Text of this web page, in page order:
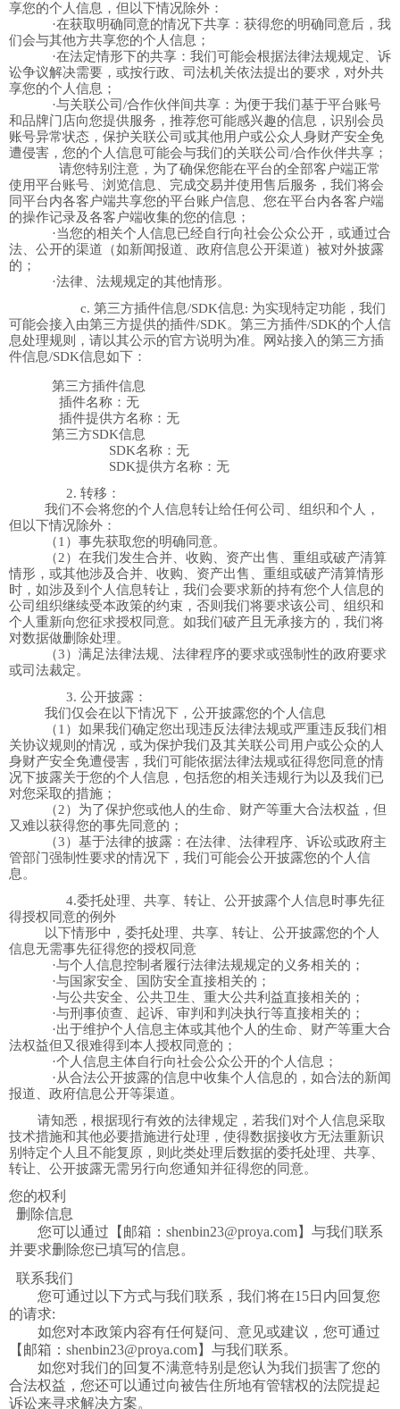
享您的个人信息，但以下情况除外：
·在获取明确同意的情况下共享：获得您的明确同意后，我
们会与其他方共享您的个人信息；
·在法定情形下的共享：我们可能会根据法律法规规定、诉
讼争议解决需要，或按行政、司法机关依法提出的要求，对外共
享您的个人信息；
·与关联公司 /合作伙伴间共享：为便于我们基于平台账号
和品牌门店向您提供服务，推荐您可能感兴趣的信息，识别会员
账号异常状态，保护关联公司或其他用户或公众人身财产安全免
遭侵害，您的个人信息可能会与我们的关联公司 /合作伙伴共享；
请您特别注意，为了确保您能在平台的全部客户端正常
使用平台账号、浏览信息、完成交易并使用售后服务，我们将会
同平台内各客户端共享您的平台账户信息、您在平台内各客户端
的操作记录及各客户端收集的您的信息；
·当您的相关个人信息已经自行向社会公众公开，或通过合
法、公开的渠道（如新闻报道、政府信息公开渠道）被对外披露
的；
·法律、法规规定的其他情形。
c. 第三方插件信息/SDK信息: 为实现特定功能，我们
可能会接入由第三方提供的插件/SDK。第三方插件/SDK的个人信
息处理规则，请以其公示的官方说明为准。
网站接入的第三方插
件信息/SDK信息如下：
第三方插件信息
插件名称： 无
插件提供方名称： 无
第三方SDK信息
SDK名称： 无
SDK提供方名称： 无
2. 转移：
我们不会将您的个人信息转让给任何公司、组织和个人，
但以下情况除外：
（1 ）事先获取您的明确同意。
（2）在我们发生合并、收购、资产出售、重组或破产清算
情形，或其他涉及合并、收购、资产出售、重组或破产清算情形
时，如涉及到个人信息转让，我们会要求新的持有您个人信息的
公司组织继续受本政策的约束，否则我们将要求该公司、组织和
个人重新向您征求授权同意。如我们破产且无承接方的，我们将
对数据做删除处理。
（3）满足法律法规、法律程序的要求或强制性的政府要求
或司法裁定。
3. 公开披露 ：
我们仅会在以下情况下，公开披露您的个人信息
（1 ）如果我们确定您出现违反法律法规或严重违反我们相
关协议规则的情况，或为保护我们及其关联公司用户或公众的人
身财产安全免遭侵害，我们可能依据法律法规或征得您同意的情
况下披露关于您的个人信息，包括您的相关违规行为以及我们已
对您采取的措施；
（2）为了保护您或他人的生命、财产等重大合法权益，但
又难以获得您的事先同意的；
（3）基于法律的披露：在法律、法律程序、诉讼或政府主
管部门强制性要求的情况下，我们可能会公开披露您的个人信
息。
4.委托处理、共享、转让、公开披露个人信息时事先征
得授权同意的例外
以下情形中，委托处理、共享、转让、公开披露您的个人
信息无需事先征得您的授权同意
·与个人信息控制者履行法律法规规定的义务相关的；
·与国家安全、国防安全直接相关的；
·与公共安全、公共卫生、重大公共利益直接相关的；
·与刑事侦查、起诉、审判和判决执行等直接相关的；
·出于维护个人信息主体或其他个人的生命、财产等重大合
法权益但又很难得到本人授权同意的；
·个人信息主体自行向社会公众公开的个人信息；
·从合法公开披露的信息中收集个人信息的，如合法的新闻
报道、政府信息公开等渠道。
请知悉，根据现行有效的法律规定，若我们对个人信息采取
技术措施和其他必要措施进行处理，使得数据接收方无法重新识
别特定个人且不能复原，则此类处理后数据的委托处理、共享、
转让、公开披露无需另行向您通知并征得您的同意。
您的权利
删除信息
您可以通过【邮箱： shenbin23@proya.com】与我们联系
并要求删除您已填写的信息。
联系我们
您可通过以下方式与我们联系，我们将在15日内回复您
的请求:
如您对本政策内容有任何疑问、意见或建议，您可通过
【邮箱： shenbin23@proya.com】与我们联系。
如您对我们的回复不满意特别是您认为我们损害了您的
合法权益，您还可以通过向被告住所地有管辖权的法院提起
诉讼来寻求解决方案。